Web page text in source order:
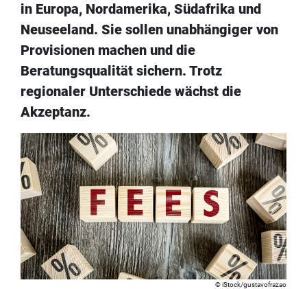
in Europa, Nordamerika, Südafrika und
Neuseeland. Sie sollen unabhängiger von
Provisionen machen und die
Beratungsqualität sichern. Trotz
regionaler Unterschiede wächst die
Akzeptanz.
iStock/gustavofrazao